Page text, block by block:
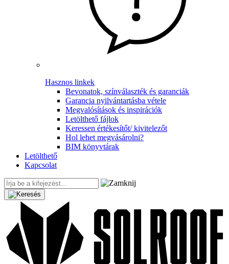
Hasznos linkek
Bevonatok, színválaszték és garanciák
Garancia nyilvántartásba vétele
Megvalósítások és inspirációk
Letölthető fájlok
Keressen értékesítőt/ kivitelezőt
Hol lehet megvásárolni?
BIM könyvtárak
Letölthető
Kapcsolat